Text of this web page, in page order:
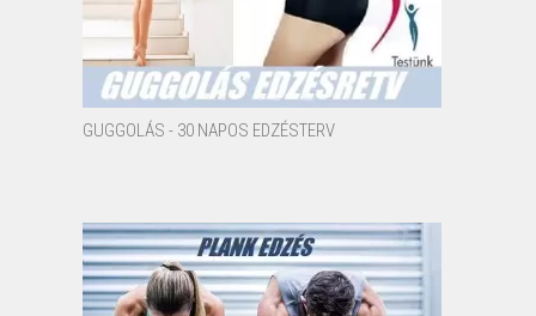
GUGGOLÁS - 30 NAPOS EDZÉSTERV